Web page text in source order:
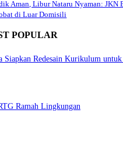
Aman, Libur Nataru Nyaman: JKN
di Luar Domisili
POPULAR
Siapkan Redesain Kurikulum
Ramah Lingkungan